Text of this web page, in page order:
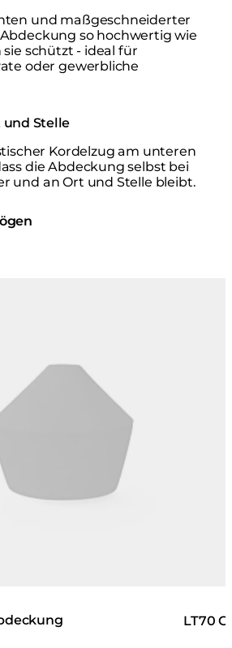
und maßgeschneiderter
so hochwertig wie
schützt - ideal für
oder gewerbliche
und Stelle
Kordelzug am unteren
die Abdeckung selbst bei
und an Ort und Stelle bleibt.
LT70